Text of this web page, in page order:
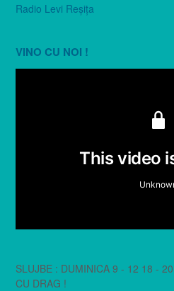
Radio Levi Reşiţa
VINO CU NOI !
SLUJBE : DUMINICA 9 - 12 18 -
CU DRAG !